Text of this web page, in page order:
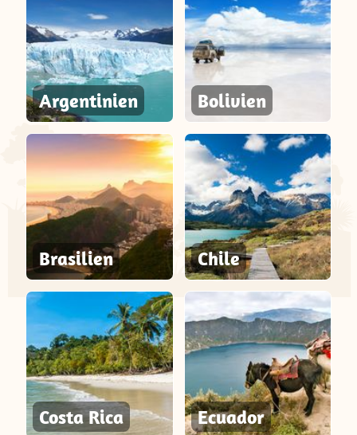
Argentinien Bolivien
Brasilien Chile
Costa Rica Ecuador